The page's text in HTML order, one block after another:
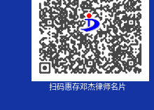
扫码惠存邓杰律师名片